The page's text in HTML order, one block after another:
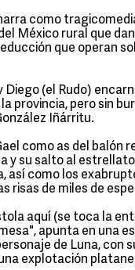
como
México rural que
que operan
Diego (el Rudo)
provincia, pero sin
Iñárritu.
como as del balón
y su salto al
así como los
risas de miles de
aquí (se toca la
apunta en una
de Luna, con
explotación